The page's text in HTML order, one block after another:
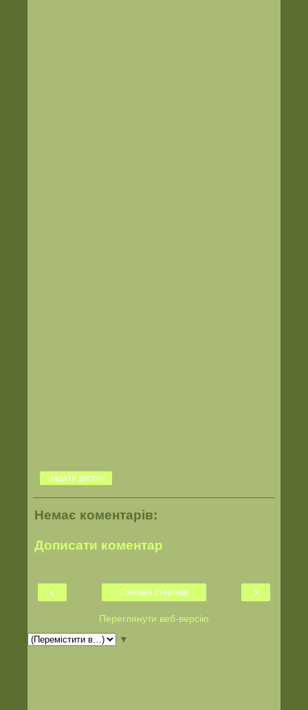
Надати доступ
Немає коментарів:
Дописати коментар
‹ ›
Головна сторінка
Переглянути веб-версію
▼